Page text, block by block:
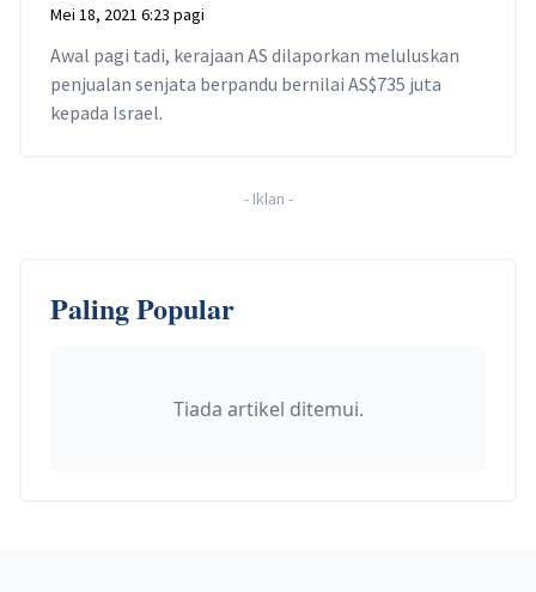
Mei 18, 2021 6:23 pagi
Awal pagi tadi, kerajaan AS dilaporkan meluluskan
penjualan senjata berpandu bernilai AS$735 juta
kepada Israel.
- Iklan -
Paling Popular
Tiada artikel ditemui.